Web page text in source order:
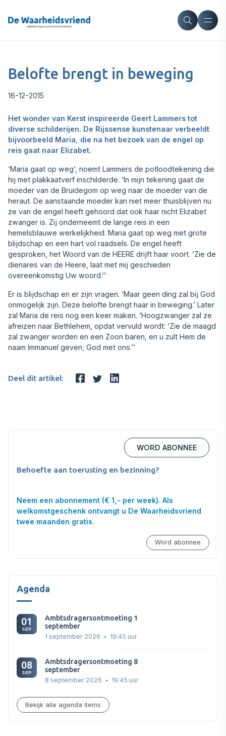
Belofte brengt in beweging
16-12-2015
Het wonder van Kerst inspireerde Geert Lammers tot
diverse schilderijen. De Rijssense kunstenaar verbeeldt
bijvoorbeeld Maria, die na het bezoek van de engel op
reis gaat naar Elizabet.
‘Maria gaat op weg’, noemt Lammers de potloodtekening die
hij met plakkaatverf inschilderde. ‘In mijn tekening gaat de
moeder van de Bruidegom op weg naar de moeder van de
heraut. De aanstaande moeder kan niet meer thuisblijven nu
ze van de engel heeft gehoord dat ook haar nicht Elizabet
zwanger is. Zij onderneemt de lange reis in een
hemelsblauwe werkelijkheid. Maria gaat op weg met grote
blijdschap en een hart vol raadsels. De engel heeft
gesproken, het Woord van de HEERE drijft haar voort. ‘Zie de
dienares van de Heere, laat met mij geschieden
overeenkomstig Uw woord.’’
Er is blijdschap en er zijn vragen. ‘Maar geen ding zal bij God
onmogelijk zijn. Deze belofte brengt haar in beweging.’ Later
zal Maria de reis nog een keer maken. ‘Hoogzwanger zal ze
afreizen naar Bethlehem, opdat vervuld wordt: ‘Zie de maagd
zal zwanger worden en een Zoon baren, en u zult Hem de
naam Immanuel geven; God met ons.’’
Deel dit artikel:
WORD ABONNEE
Behoefte aan toerusting en bezinning?
Neem een abonnement (€ 1,- per week). Als
welkomstgeschenk ontvangt u De Waarheidsvriend
twee maanden gratis.
Word abonnee
Agenda
01
SEP
Ambtsdragersontmoeting 1
september
1 september 2026 19:45 uur
08
SEP
Ambtsdragersontmoeting 8
september
8 september 2026 19:45 uur
Bekijk alle agenda items